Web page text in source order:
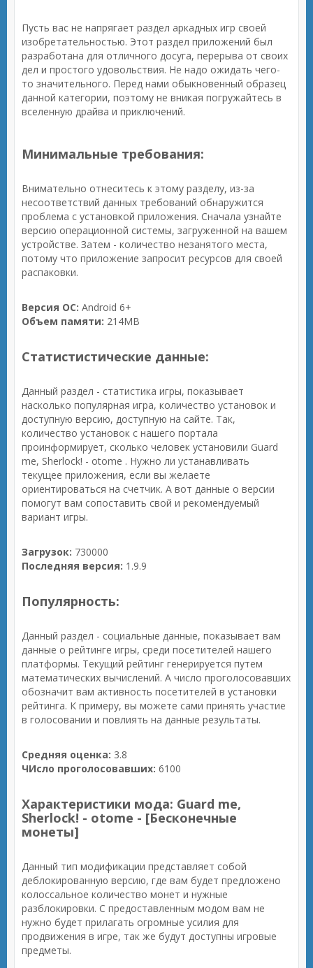
Пусть вас не напрягает раздел аркадных игр своей
изобретательностью. Этот раздел приложений был
разработана для отличного досуга, перерыва от своих
дел и простого удовольствия. Не надо ожидать чего-
то значительного. Перед нами обыкновенный образец
данной категории, поэтому не вникая погружайтесь в
вселенную драйва и приключений.
Минимальные требования:
Внимательно отнеситесь к этому разделу, из-за
несоответствий данных требований обнаружится
проблема с установкой приложения. Сначала узнайте
версию операционной системы, загруженной на вашем
устройстве. Затем - количество незанятого места,
потому что приложение запросит ресурсов для своей
распаковки.
Версия ОС: Android 6+
Объем памяти: 214MB
Статистистические данные:
Данный раздел - статистика игры, показывает
насколько популярная игра, количество установок и
доступную версию, доступную на сайте. Так,
количество установок с нашего портала
проинформирует, сколько человек установили Guard
me, Sherlock! - otome . Нужно ли устанавливать
текущее приложения, если вы желаете
ориентироваться на счетчик. А вот данные о версии
помогут вам сопоставить свой и рекомендуемый
вариант игры.
Загрузок: 730000
Последняя версия: 1.9.9
Популярность:
Данный раздел - социальные данные, показывает вам
данные о рейтинге игры, среди посетителей нашего
платформы. Текущий рейтинг генерируется путем
математических вычислений. А число проголосовавших
обозначит вам активность посетителей в установки
рейтинга. К примеру, вы можете сами принять участие
в голосовании и повлиять на данные результаты.
Средняя оценка: 3.8
ЧИсло проголосовавших: 6100
Характеристики мода: Guard me,
Sherlock! - otome - [Бесконечные
монеты]
Данный тип модификации представляет собой
деблокированную версию, где вам будет предложено
колоссальное количество монет и нужные
разблокировки. С предоставленным модом вам не
нужно будет прилагать огромные усилия для
продвижения в игре, так же будут доступны игровые
предметы.